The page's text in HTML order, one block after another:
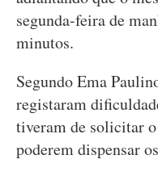
segunda-feira de
minutos.
Segundo Ema
registaram
tiveram de solicitar o
poderem dispensar